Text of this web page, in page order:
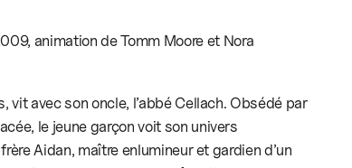
animation de Tomm Moore et Nora
vit avec son oncle, l’abbé Cellach. Obsédé par
le jeune garçon voit son univers
Aidan, maître enlumineur et gardien d’un